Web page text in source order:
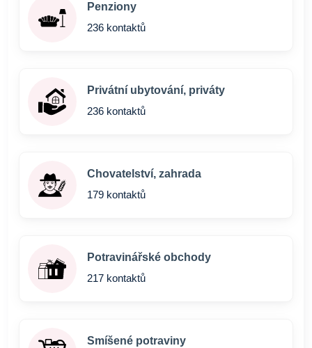
Penziony
236 kontaktů
Privátní ubytování, priváty
236 kontaktů
Chovatelství, zahrada
179 kontaktů
Potravinářské obchody
217 kontaktů
Smíšené potraviny